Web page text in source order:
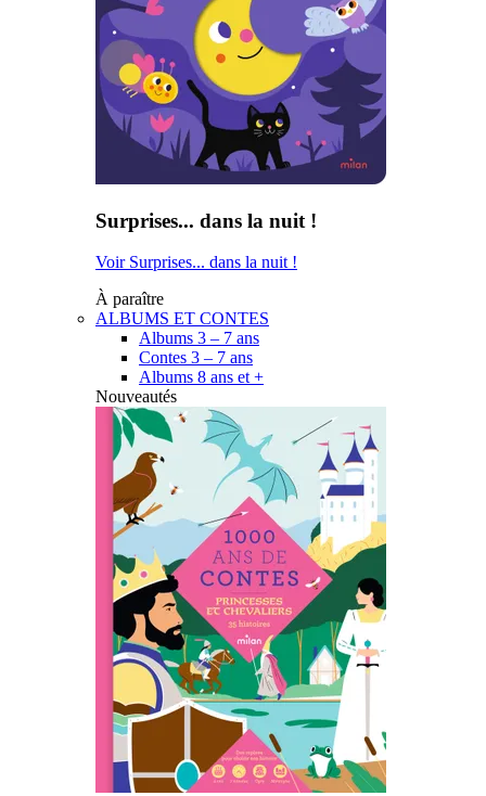
Surprises... dans la nuit !
Voir Surprises... dans la nuit !
À paraître
ALBUMS ET CONTES
Albums 3 – 7 ans
Contes 3 – 7 ans
Albums 8 ans et +
Nouveautés